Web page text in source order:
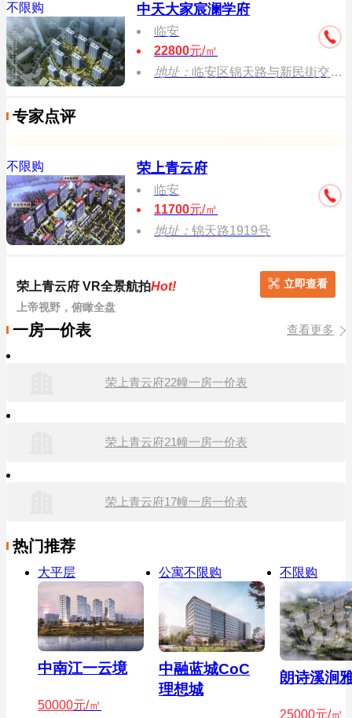
不限购 中天大家宸澜学府
临安
22800元/㎡
地址： 临安区锦天路与新民街交叉口
专家点评
不限购 荣上青云府
临安
11700元/㎡
地址：锦天路1919号
荣上青云府 VR全景航拍Hot!
上帝视野，俯瞰全盘
立即查看
一房一价表 查看更多
荣上青云府22幢一房一价表
荣上青云府21幢一房一价表
荣上青云府17幢一房一价表
热门推荐
大平层
中南江一云境
50000元/㎡
公寓不限购
中融蓝城CoC
理想城
不限购
朗诗溪涧
25000元/㎡